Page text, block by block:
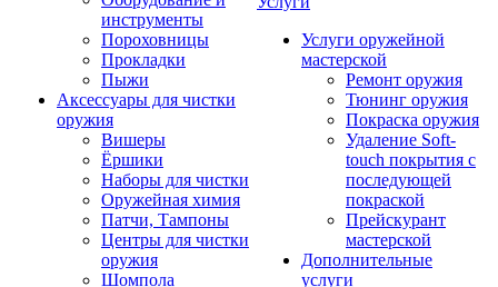
инструменты
Пороховницы
Прокладки
Пыжи
Аксессуары для чистки
оружия
Вишеры
Ёршики
Наборы для чистки
Оружейная химия
Патчи, Тампоны
Центры для чистки
оружия
Шомпола
Услуги оружейной
мастерской
Ремонт оружия
Тюнинг оружия
Покраска оружия
Удаление Soft-
touch покрытия с
последующей
покраской
Прейскурант
мастерской
Дополнительные
услуги